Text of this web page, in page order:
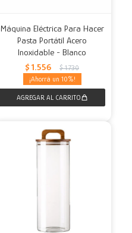
Máquina Eléctrica Para Hacer
Pasta Portátil Acero
Inoxidable - Blanco
$ 1.556 $ 1.730
10